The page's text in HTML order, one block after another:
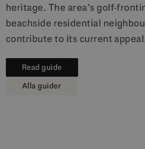
heritage. The area’s golf-
beachside residential
contribute to its current
Read guide
Alla guider